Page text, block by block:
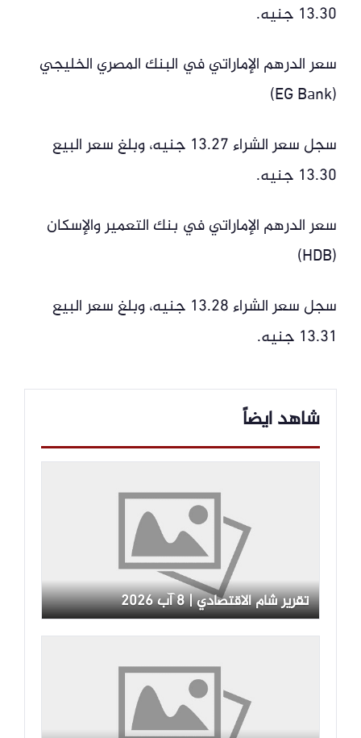
13.30 جنيه.
سعر الدرهم الإماراتي في البنك المصري الخليجي
(EG Bank)
سجل سعر الشراء 13.27 جنيه، وبلغ سعر البيع
13.30 جنيه.
سعر الدرهم الإماراتي في بنك التعمير والإسكان
(HDB)
سجل سعر الشراء 13.28 جنيه، وبلغ سعر البيع
13.31 جنيه.
شاهد ايضاً
تقرير شام الاقتصادي | 8 آب 2026